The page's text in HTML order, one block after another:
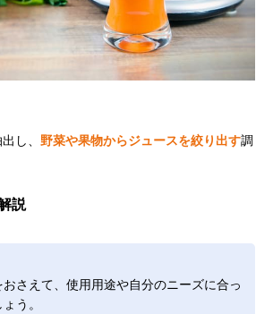
し、 野菜や果物からジュースを絞り出す調
説
さえて、使用用途や自分のニーズに合っ
う。